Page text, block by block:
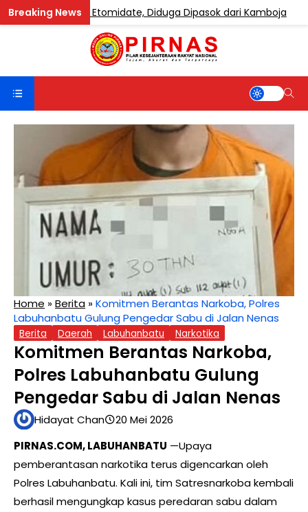
Etomidate, Diduga Dipasok dari Kamboja
Home »Berita »Komitmen Berantas Narkoba, Polres
Labuhanbatu Gulung Pengedar Sabu di Jalan Nenas
Berita Daerah Labuhanbatu Narkotika
Komitmen Berantas Narkoba,
Polres Labuhanbatu Gulung
Pengedar Sabu di Jalan Nenas
Hidayat Chan
20 Mei 2026
PIRNAS.COM, LABUHANBATU —Upaya
pemberantasan narkotika terus digencarkan oleh
Polres Labuhanbatu. Kali ini, tim Satresnarkoba kembali
berhasil mengungkap kasus peredaran sabu dalam